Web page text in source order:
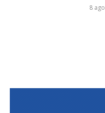
8